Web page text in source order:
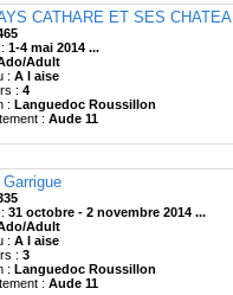
CATHARE ET SES
1-4 mai 2014 ...
Adult
: A l aise
: 4
: Languedoc Roussillon
: Aude 11
Garrigue
31 octobre - 2 novembre 2014 ...
Adult
: A l aise
: 3
: Languedoc Roussillon
: Aude 11